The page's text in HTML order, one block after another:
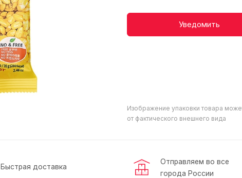
Уведомить
Изображение упаковки товара
от фактического внешнего вида
Быстрая доставка
Отправляем во все
города России